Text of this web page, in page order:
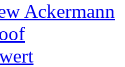
Ackermann